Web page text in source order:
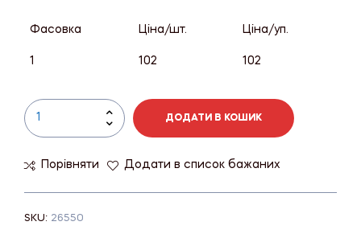
Фасовка Ціна/шт. Ціна/уп.
1 102 102
ДОДАТИ В КОШИК
Порівняти Додати в список бажаних
SKU: 26550